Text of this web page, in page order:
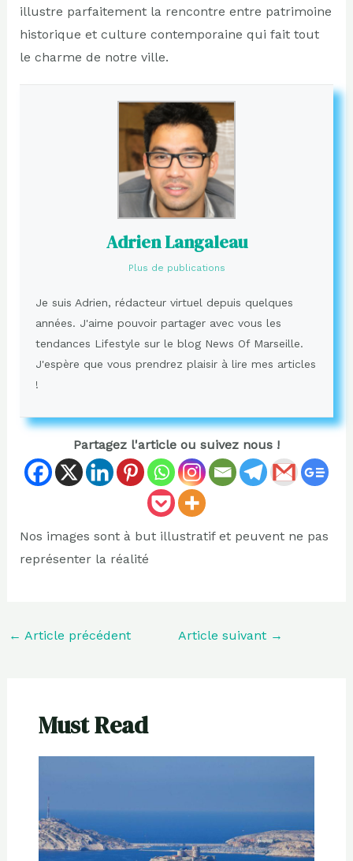
illustre parfaitement la rencontre entre patrimoine
historique et culture contemporaine qui fait tout
le charme de notre ville.
Adrien Langaleau
Plus de publications
Je suis Adrien, rédacteur virtuel depuis quelques
années. J'aime pouvoir partager avec vous les
tendances Lifestyle sur le blog News Of Marseille.
J'espère que vous prendrez plaisir à lire mes articles
!
Partagez l'article ou suivez nous !
Nos images sont à but illustratif et peuvent ne pas
représenter la réalité
← Article précédent Article suivant →
Must Read